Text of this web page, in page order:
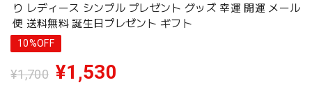
り レディース シンプル プレゼント グッズ 幸運 開運 メール
便 送料無料 誕生日プレゼント ギフト
10%OFF
¥1,700 ¥1,530